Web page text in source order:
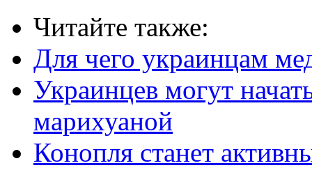
Читайте также:
Для чего украинцам
Украинцев могут
марихуаной
Конопля станет